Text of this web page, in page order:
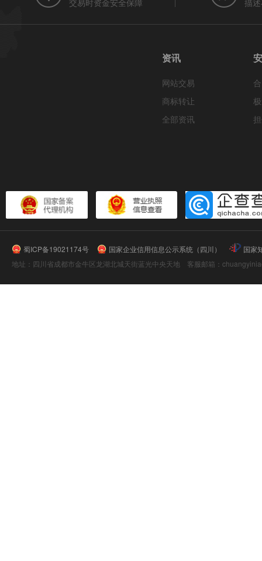
交易时资金安全保障 描
资讯
网站交易
商标转让
全部资讯
蜀ICP备19021174号 国家企业信用信息公示系统（四川）
国家
地址：四川省成都市金牛区龙湖北城天街蓝光中央天地 客服邮箱：